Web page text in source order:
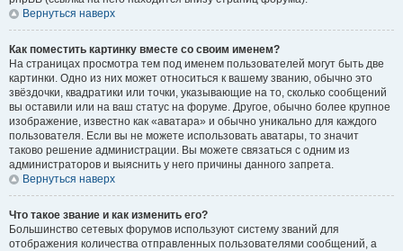
Вернуться наверх
Как поместить картинку вместе со своим именем?
На страницах просмотра тем под именем пользователей могут быть две
картинки. Одно из них может относиться к вашему званию, обычно это
звёздочки, квадратики или точки, указывающие на то, сколько сообщений
вы оставили или на ваш статус на форуме. Другое, обычно более крупное
изображение, известно как «аватара» и обычно уникально для каждого
пользователя. Если вы не можете использовать аватары, то значит
таково решение администрации. Вы можете связаться с одним из
администраторов и выяснить у него причины данного запрета.
Вернуться наверх
Что такое звание и как изменить его?
Большинство сетевых форумов используют систему званий для
отображения количества отправленных пользователями сообщений, а